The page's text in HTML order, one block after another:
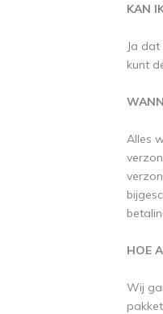
KAN
Ja
kunt
Alles
HOE
Wij